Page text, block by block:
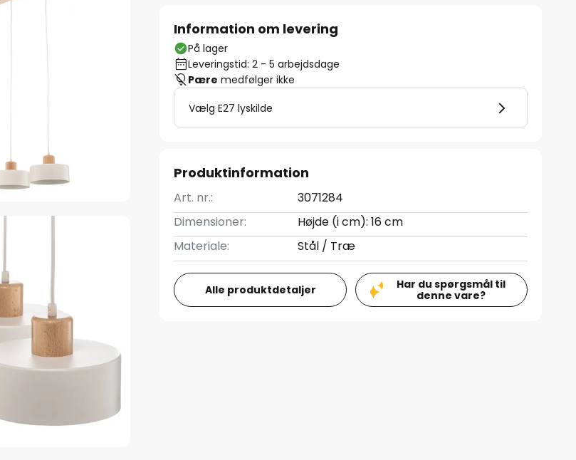
Information om levering
På lager
Leveringstid: 2 - 5 arbejdsdage
Pære medfølger ikke
Vælg E27 lyskilde
Produktinformation
Art. nr.:
3071284
Dimensioner:
Højde (i cm): 16 cm
Materiale:
Stål / Træ
Alle produktdetaljer
Har du spørgsmål til
denne vare?